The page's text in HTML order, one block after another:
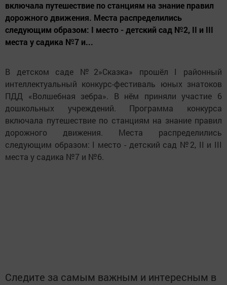
включала путешествие по станциям на знание правил
дорожного движения. Места распределились
следующим образом: I место - детский сад №2, II и III
места у садика №7 и...
В детском саде №2»Сказка» прошёл I районный
интеллектуальный конкурс-фестиваль юных знатоков
ПДД «Волшебная зебра». В нём приняли участие 6
дошкольных учреждений. Программа конкурса
включала путешествие по станциям на знание правил
дорожного движения. Места распределились
следующим образом: I место - детский сад №2, II и III
места у садика №7 и №6.
Следите за самым важным и интересным в